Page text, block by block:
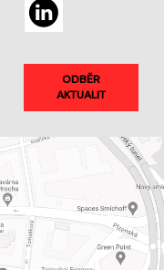
ODBĚR
AKTUALIT